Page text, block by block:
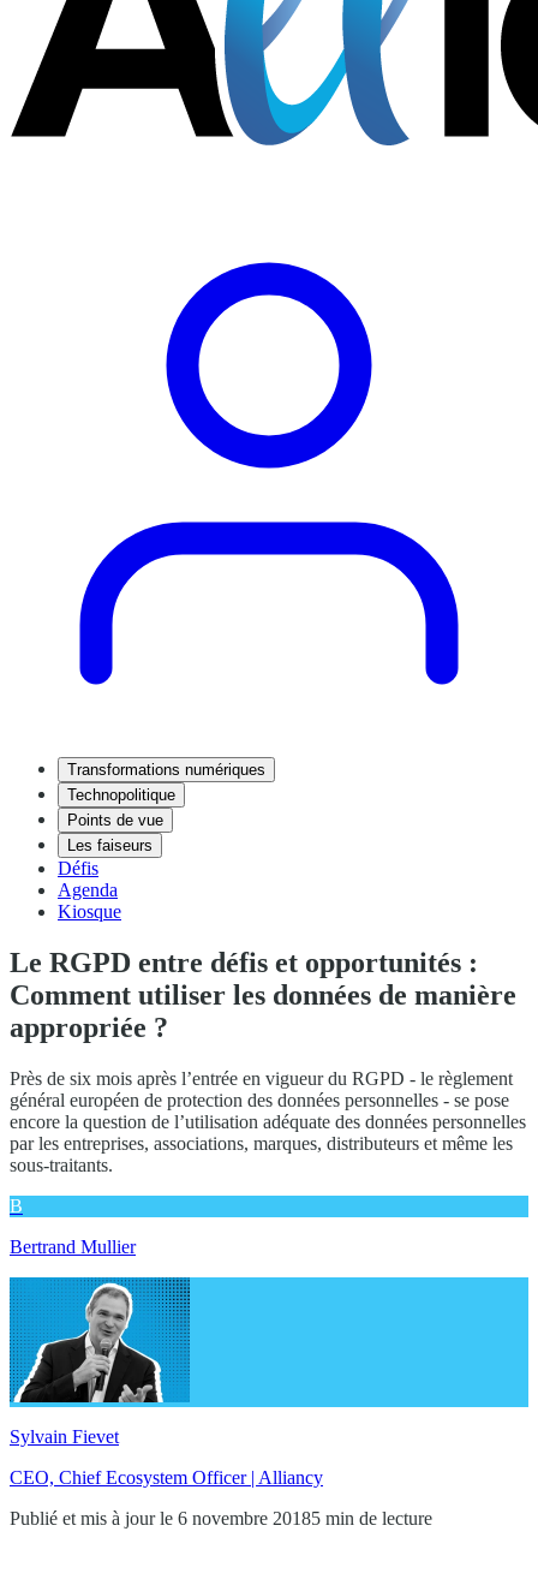
Transformations numériques
Technopolitique
Points de vue
Les faiseurs
Défis
Agenda
Kiosque
Le RGPD entre défis et opportunités :
Comment utiliser les données de manière
appropriée ?
Près de six mois après l’entrée en vigueur du RGPD - le règlement
général européen de protection des données personnelles - se pose
encore la question de l’utilisation adéquate des données personnelles
par les entreprises, associations, marques, distributeurs et même les
sous-traitants.
B
Bertrand Mullier
Sylvain Fievet
CEO, Chief Ecosystem Officer | Alliancy
Publié et mis à jour le 6 novembre 20185 min de lecture